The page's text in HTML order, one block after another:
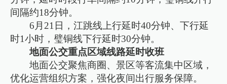
间隔约18分钟。
6月21日，江跳线上行延时40分钟、下行延
时1小时，璧铜线下行延时30分钟。
地面公交重点区域线路延时收班
地面公交聚焦商圈、景区等客流集中区域，
优化运营组织方案，强化夜间出行服务保障。